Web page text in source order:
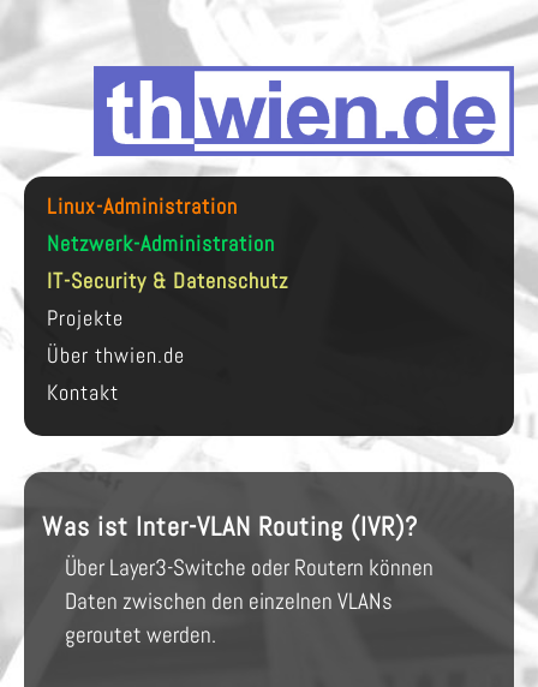
Linux-Administration
Netzwerk-Administration
IT-Security & Datenschutz
Projekte
Über thwien.de
Kontakt
Was ist Inter-VLAN Routing (IVR)?
Über Layer3-Switche oder Routern können
Daten zwischen den einzelnen VLANs
geroutet werden.